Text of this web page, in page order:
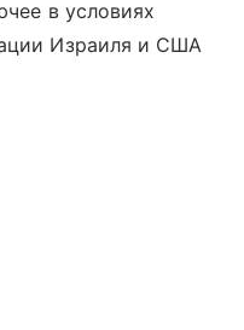
в условиях
Израиля и США